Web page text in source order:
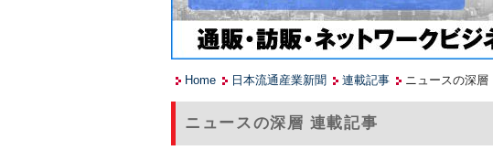
Home 日本流通産業新聞 連載記事 ニュースの深層
ニュースの深層 連載記事